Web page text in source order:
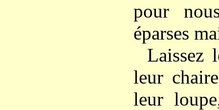
pour
éparses
Laissez
leur
leur